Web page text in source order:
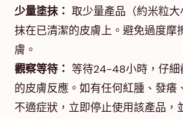
少量塗抹： 取少量產品（約米粒
抹在已清潔的皮膚上。避免過度摩
膚。
觀察等待： 等待24-48小時，仔細
的皮膚反應。如有任何紅腫、發癢
不適症狀，立即停止使用該產品，